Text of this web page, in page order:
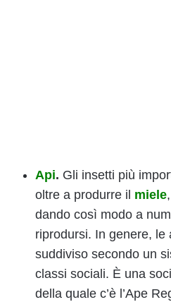
Api. Gli insetti più
oltre a produrre il miele
dando così modo a
riprodursi. In genere,
suddiviso secondo un
classi sociali. È una
della quale c’è l’Ape